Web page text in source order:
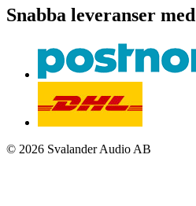
Snabba leveranser med
© 2026 Svalander Audio AB